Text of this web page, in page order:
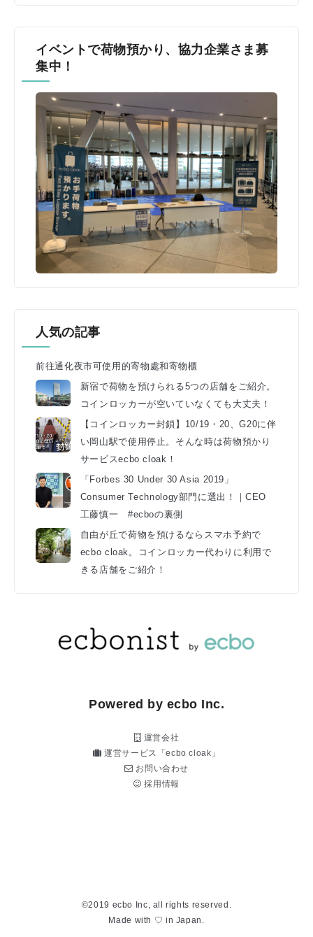
イベントで荷物預かり、協力企業さま募
集中！
人気の記事
前往通化夜市可使用的寄物處和寄物櫃
新宿で荷物を預けられる5つの店舗をご紹介。
コインロッカーが空いていなくても大丈夫！
【コインロッカー封鎖】10/19・20、G20に伴
い岡山駅で使用停止。そんな時は荷物預かり
サービスecbo cloak！
「Forbes 30 Under 30 Asia 2019」
Consumer Technology部門に選出！｜CEO
工藤慎一 #ecboの裏側
自由が丘で荷物を預けるならスマホ予約で
ecbo cloak。コインロッカー代わりに利用で
きる店舗をご紹介！
Powered by ecbo Inc.
運営会社
運営サービス「ecbo cloak」
お問い合わせ
採用情報
©2019 ecbo Inc, all rights reserved.
Made with ♡ in Japan.